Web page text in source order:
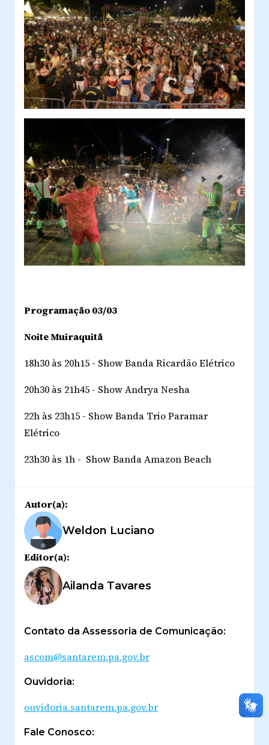
Programação 03/03
Noite Muiraquitã
18h30 às 20h15 - Show Banda Ricardão Elétrico
20h30 às 21h45 - Show Andrya Nesha
22h às 23h15 - Show Banda Trio Paramar
Elétrico
23h30 às 1h - Show Banda Amazon Beach
Autor(a):
Weldon Luciano
Editor(a):
Ailanda Tavares
Contato da Assessoria de Comunicação:
ascom@santarem.pa.gov.br
Ouvidoria:
ouvidoria.santarem.pa.gov.br
Fale Conosco: